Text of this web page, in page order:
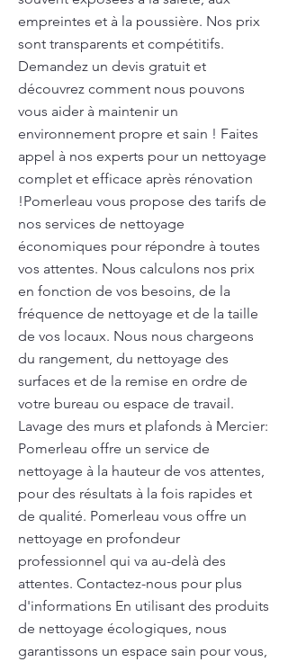
empreintes et à la poussière. Nos prix
sont transparents et compétitifs.
Demandez un devis gratuit et
découvrez comment nous pouvons
vous aider à maintenir un
environnement propre et sain ! Faites
appel à nos experts pour un nettoyage
complet et efficace après rénovation
!Pomerleau vous propose des tarifs de
nos services de nettoyage
économiques pour répondre à toutes
vos attentes. Nous calculons nos prix
en fonction de vos besoins, de la
fréquence de nettoyage et de la taille
de vos locaux. Nous nous chargeons
du rangement, du nettoyage des
surfaces et de la remise en ordre de
votre bureau ou espace de travail.
Lavage des murs et plafonds à Mercier:
Pomerleau offre un service de
nettoyage à la hauteur de vos attentes,
pour des résultats à la fois rapides et
de qualité. Pomerleau vous offre un
nettoyage en profondeur
professionnel qui va au-delà des
attentes. Contactez-nous pour plus
d'informations En utilisant des produits
de nettoyage écologiques, nous
garantissons un espace sain pour vous,